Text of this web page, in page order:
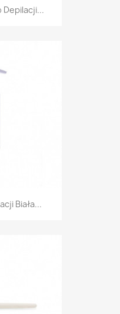
Depilacji...
Biała...